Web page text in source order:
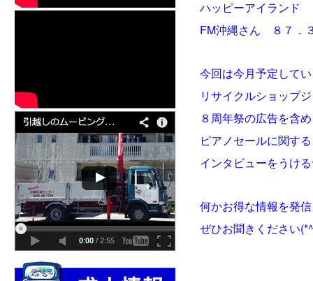
ハッピーアイランド
FM沖縄さん ８７．
今回は今月予定して
リサイクルショップ
８周年祭の広告を含め
ピアノセールに関する
インタビューをうけ
何かお得な情報を発
ぜひお聞きください